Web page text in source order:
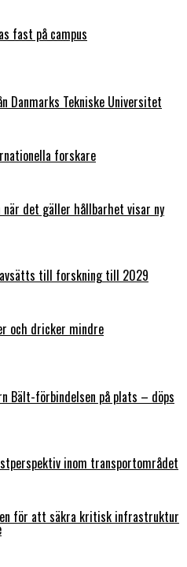
fast på campus
Danmarks Tekniske Universitet
forskare
det gäller hållbarhet visar ny
till forskning till 2029
och dricker mindre
Bält-förbindelsen på plats – döps
inom transportområdet
för att säkra kritisk infrastruktur